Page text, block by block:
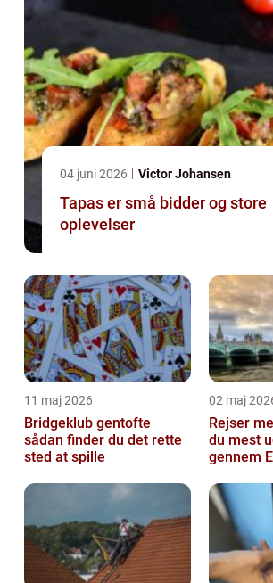
04 juni 2026 Victor Johansen
Tapas er små bidder og store
oplevelser
11 maj 2026
Bridgeklub gentofte
sådan finder du det rette
sted at spille
02 maj
Rejser
du mest
gennem